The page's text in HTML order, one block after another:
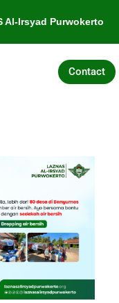
Purwokerto
Contact